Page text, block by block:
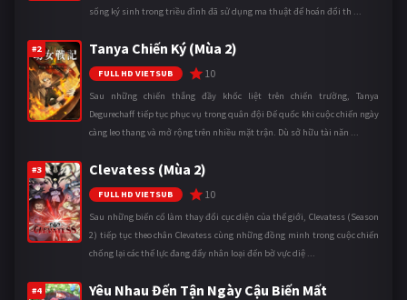
sống ký sinh trong triều đình đã sử dụng ma thuật để hoán đổi th ...
#2 Tanya Chiến Ký (Mùa 2)
FULL HD VIETSUB 10
Sau những chiến thắng đầy khốc liệt trên chiến trường, Tanya
Degurechaff tiếp tục phục vụ trong quân đội Đế quốc khi cuộc chiến ngày
càng leo thang và mở rộng trên nhiều mặt trận. Dù sở hữu tài năn ...
#3 Clevatess (Mùa 2)
FULL HD VIETSUB 10
Sau những biến cố làm thay đổi cục diện của thế giới, Clevatess (Season
2) tiếp tục theo chân Clevatess cùng những đồng minh trong cuộc chiến
chống lại các thế lực đang đẩy nhân loại đến bờ vực diệ ...
#4 Yêu Nhau Đến Tận Ngày Cậu Biến Mất